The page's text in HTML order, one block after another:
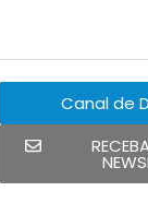
Canal de